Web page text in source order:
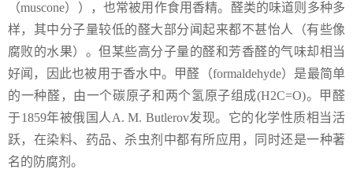
（muscone）），也常被用作食用香精。醛类的味道则多种多
样，其中分子量较低的醛大部分闻起来都不甚怡人（有些像
腐败的水果）。但某些高分子量的醛和芳香醛的气味却相当
好闻，因此也被用于香水中。甲醛（formaldehyde）是最简单
的一种醛，由一个碳原子和两个氢原子组成(H2C=O)。甲醛
于1859年被俄国人A. M. Butlerov发现。它的化学性质相当活
跃，在染料、药品、杀虫剂中都有所应用，同时还是一种著
名的防腐剂。